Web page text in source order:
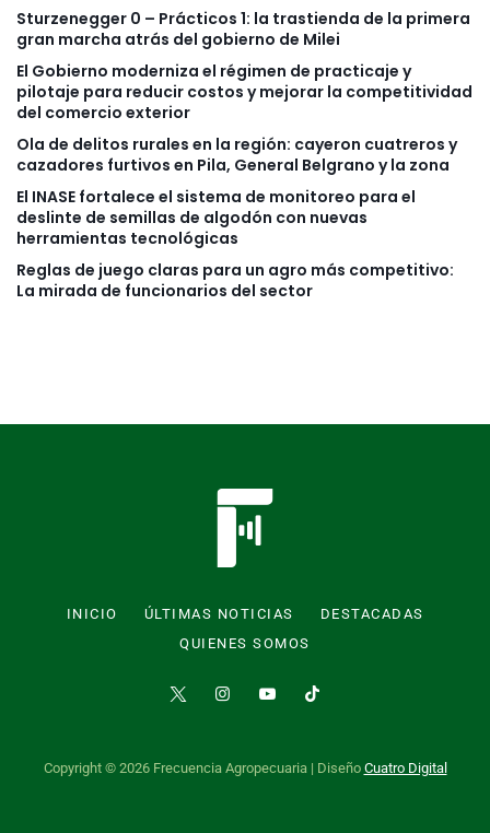
Sturzenegger 0 – Prácticos 1: la trastienda de la primera
gran marcha atrás del gobierno de Milei
El Gobierno moderniza el régimen de practicaje y
pilotaje para reducir costos y mejorar la competitividad
del comercio exterior
Ola de delitos rurales en la región: cayeron cuatreros y
cazadores furtivos en Pila, General Belgrano y la zona
El INASE fortalece el sistema de monitoreo para el
deslinte de semillas de algodón con nuevas
herramientas tecnológicas
Reglas de juego claras para un agro más competitivo:
La mirada de funcionarios del sector
INICIO ÚLTIMAS NOTICIAS
DESTACADAS
QUIENES SOMOS
Copyright © 2026 Frecuencia Agropecuaria | Diseño Cuatro Digital